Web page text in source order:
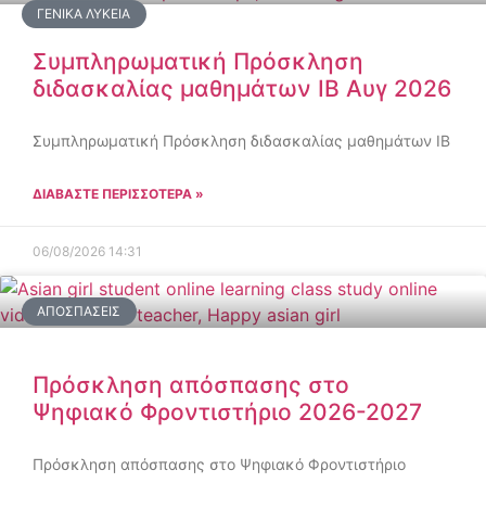
ΓΕΝΙΚΆ ΛΎΚΕΙΑ
Συμπληρωματική Πρόσκληση
διδασκαλίας μαθημάτων ΙΒ Αυγ 2026
Συμπληρωματική Πρόσκληση διδασκαλίας μαθημάτων ΙΒ
ΔΙΑΒΑΣΤΕ ΠΕΡΙΣΣΟΤΕΡΑ »
06/08/2026 14:31
ΑΠΟΣΠΆΣΕΙΣ
Πρόσκληση απόσπασης στο
Ψηφιακό Φροντιστήριο 2026-2027
Πρόσκληση απόσπασης στο Ψηφιακό Φροντιστήριο